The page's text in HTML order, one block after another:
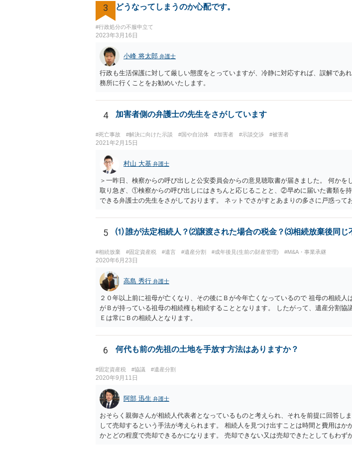
えの人が運転をしている公道は、きちんと交通ルールを守っている人や歩行者らに
を返納してほしいと思うのが社会の大勢です。 実際「交通違反を繰り返せば免許停
って）いい警察官にあたったことをきっかけに、むしろ今回を苦い薬（良い教訓）と
思いとどまった」と交通ルールを遵守するドライバーになってほしいと期待しています
3 どうなってしまうのか心配です。
#行政処分の不服申立て
2023年3月16日
小峰 将太郎 弁護士
行政も生活保護に対して厳しい態度をとっていますが、冷静に対応すれば、誤解で
務所に行くことをお勧めいたします。
4 加害者側の弁護士の先生をさがしています
#死亡事故 #解決に向けた示談 #国や自治体 #加害者 #示談交渉 #被害者
2021年2月15日
村山 大基 弁護士
＞一昨日、検察からの呼び出しと公安委員会からの意見聴取書が届きました。 何か
取り急ぎ、①検察からの呼び出しにはきちんと応じることと、②早めに届いた書類を
できる弁護士の先生をさがしております。 ネットでさがすとあまりの多さに戸惑っ
に相談されて決められるケースもありますし、はじめに相談したところで依頼しなけ
5 ⑴ 誰が法定相続人？⑵譲渡された場合の税金？⑶相続放棄後同じ
#相続放棄 #固定資産税 #遺言 #遺産分割 #成年後見(生前の財産管理) #M&A・事業承継
2020年6月23日
高島 秀行 弁護士
２０年以上前に祖母が亡くなり、その後にＢが今年亡くなっているので 祖母の相続
がＢが持っている祖母の相続権も相続することとなります。 したがって、遺産分割
Ｅは常にＢの相続人となります。
6 何代も前の先祖の土地を手放す方法はありますか？
#固定資産税 #協議 #遺産分割
2020年9月11日
阿部 迅生 弁護士
おそらく親御さんが相続人代表者となっているものと考えられ、それを前提に回答し
して売却するという手法が考えられます。 相続人を見つけ出すことは時間と費用は
かとどの程度で売却できるかになります。 売却できない又は売却できたとしてもわ